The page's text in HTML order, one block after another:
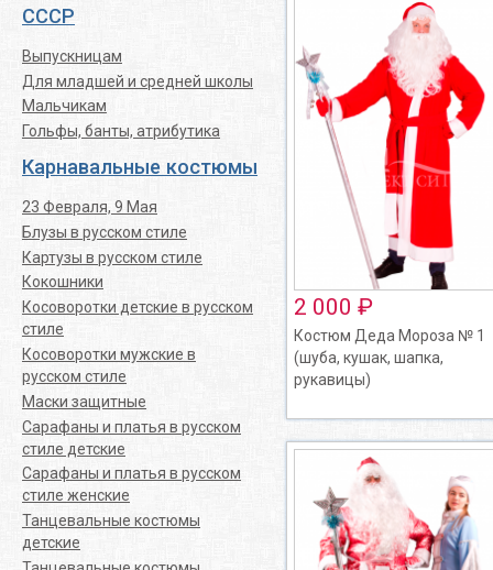
СССР
Выпускницам
Для младшей и средней школы
Мальчикам
Гольфы, банты, атрибутика
Карнавальные костюмы
23 Февраля, 9 Мая
Блузы в русском стиле
Картузы в русском стиле
Кокошники
Косоворотки детские в русском
стиле
Косоворотки мужские в
русском стиле
Маски защитные
Сарафаны и платья в русском
стиле детские
Сарафаны и платья в русском
стиле женские
Танцевальные костюмы
детские
2 000 ₽
Костюм Деда Мороза № 1
(шуба, кушак, шапка,
рукавицы)